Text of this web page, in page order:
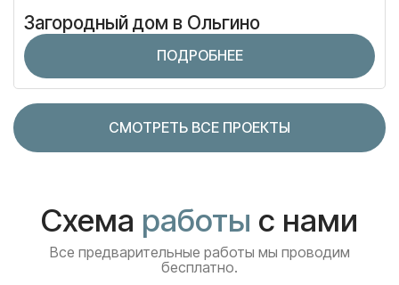
Загородный дом в Ольгино
ПОДРОБНЕЕ
СМОТРЕТЬ ВСЕ ПРОЕКТЫ
Схема работы с нами
Все предварительные работы мы проводим
бесплатно.